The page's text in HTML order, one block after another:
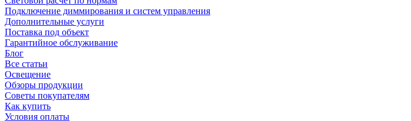
Подключение диммирования и систем управления
Дополнительные услуги
Поставка под объект
Гарантийное обслуживание
Блог
Все статьи
Освещение
Обзоры продукции
Советы покупателям
Как купить
Условия оплаты